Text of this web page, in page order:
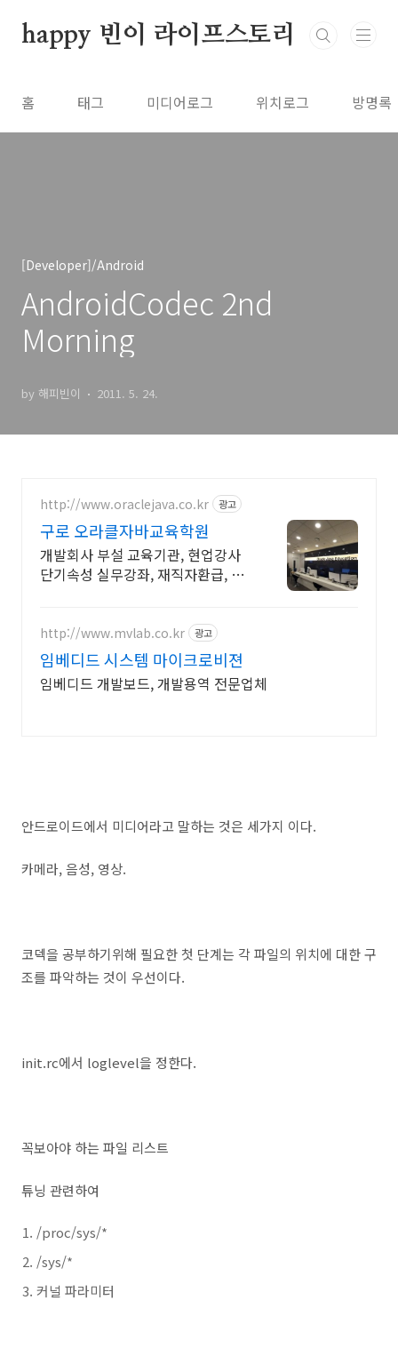
happy 빈이 라이프스토리
홈 태그 미디어로그 위치로그 방명록
[Developer]/Android
AndroidCodec 2nd
Morning
by 해피빈이 2011. 5. 24.
http://www.oraclejava.co.kr 광고
구로 오라클자바교육학원
개발회사 부설 교육기관, 현업강사
단기속성 실무강좌, 재직자환급, 구
http://www.mvlab.co.kr 광고
임베디드 시스템 마이크로비젼
임베디드 개발보드, 개발용역 전문업체
안드로이드에서 미디어라고 말하는 것은 세가지 이다.
카메라, 음성, 영상.
코덱을 공부하기위해 필요한 첫 단계는 각 파일의 위치에 대한 구
조를 파악하는 것이 우선이다.
init.rc에서 loglevel을 정한다.
꼭보아야 하는 파일 리스트
튜닝 관련하여
/proc/sys/*
/sys/*
커널 파라미터